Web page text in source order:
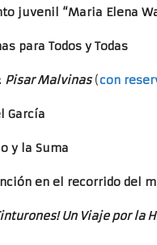
juvenil “Maria Elena
para Todos y Todas
Pisar Malvinas(con
García
y la Suma
en el recorrido del
Un Viaje por la